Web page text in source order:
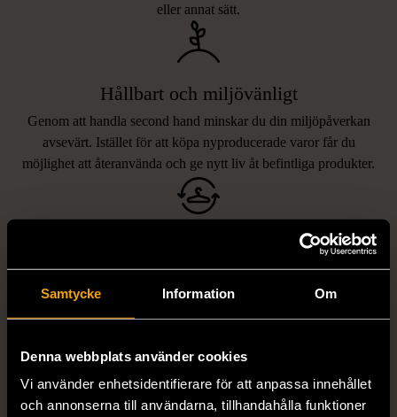
Samtycke Information Om
Denna webbplats använder cookies
Vi använder enhetsidentifierare för att anpassa innehållet
och annonserna till användarna, tillhandahålla funktioner
eller annat sätt.
Hållbart och miljövänligt
Genom att handla second hand minskar du din miljöpåverkan
avsevärt. Istället för att köpa nyproducerade varor får du
möjlighet att återanvända och ge nytt liv åt befintliga produkter.
Vi erbjuder ett brett utbud av varor, allt från kläder och möbler
till böcker och elektronik i våra butiker. Du har chansen att hitta
unika och originella föremål som inte finns i vanliga butiker.
LIKNANDE PRODUKTER
Hitta produkter som påminner om denna